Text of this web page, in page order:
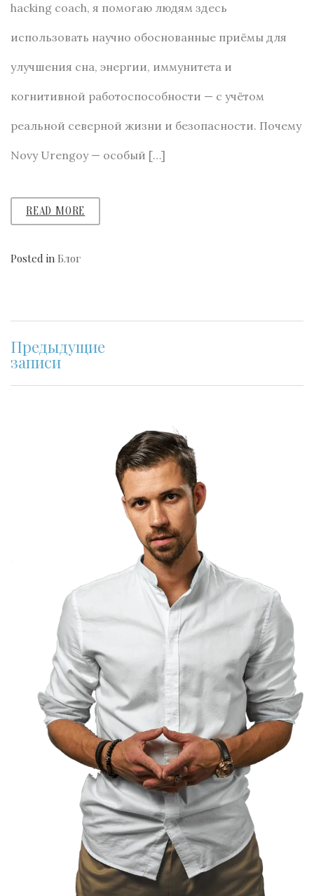
hacking coach, я помогаю людям здесь
использовать научно обоснованные приёмы для
улучшения сна, энергии, иммунитета и
когнитивной работоспособности — с учётом
реальной северной жизни и безопасности. Почему
Novy Urengoy — особый […]
READ MORE
Posted in Блог
по
записям
Предыдущие
записи